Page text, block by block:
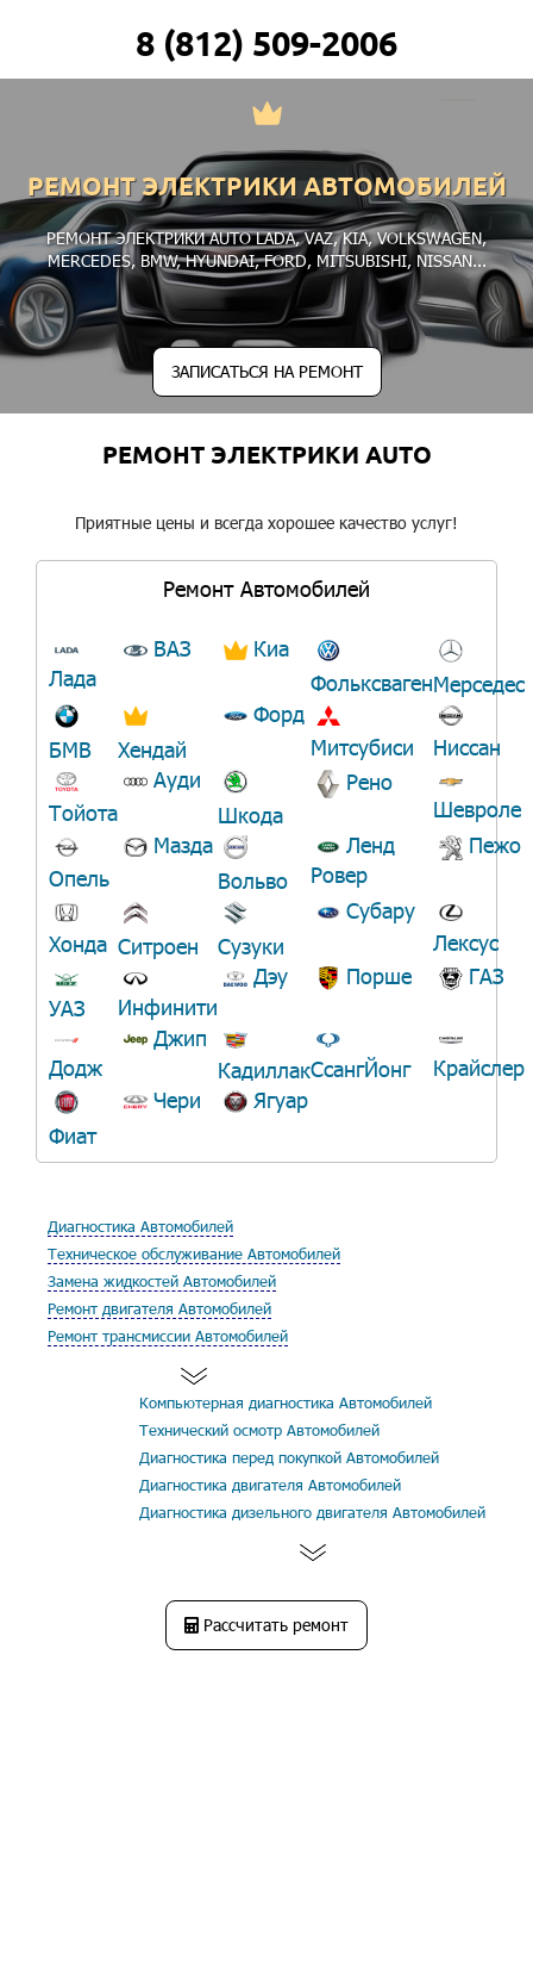
8 (812) 509-2006
РЕМОНТ ЭЛЕКТРИКИ АВТОМОБИЛЕЙ
РЕМОНТ ЭЛЕКТРИКИ AUTOLADA,VAZ,KIA,VOLKSWAGEN,
MERCEDES,BMW,HYUNDAI,FORD, MITSUBISHI, NISSAN...
ЗАПИСАТЬСЯ НА РЕМОНТ
РЕМОНТ ЭЛЕКТРИКИ AUTO
Приятные цены и всегда хорошее качество услуг!
Ремонт Автомобилей
Лада
ВАЗ
Киа
ФольксвагенМерседес
БМВ Хендай
Форд
Митсубиси
Ниссан
Тойота
Ауди
Шкода
Рено
Шевроле
Опель
Мазда
Вольво
Ленд
Ровер
Пежо
Хонда Ситроен Сузуки
Субару
Лексус
УАЗ Инфинити
Дэу Порше ГАЗ
Додж
Джип
КадиллакСсангЙонг Крайслер
Фиат
Чери Ягуар
Диагностика Автомобилей
Техническое обслуживание Автомобилей
Замена жидкостей Автомобилей
Ремонт двигателя Автомобилей
Ремонт трансмиссии Автомобилей
Компьютерная диагностика Автомобилей
Технический осмотр Автомобилей
Диагностика перед покупкой Автомобилей
Диагностика двигателя Автомобилей
Диагностика дизельного двигателя Автомобилей
Рассчитать ремонт